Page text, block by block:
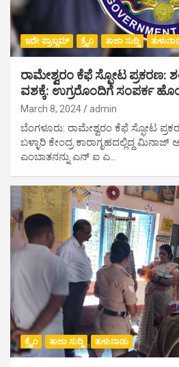
ಇದೇ ಪ್ರಾಬ್ಲಮ್ ಕ್ರೈಂ ತಾಜಾ ಸುದ್ದಿ
ರಾಮೇಶ್ವರಂ ಕೆಫೆ ಸ್ಫೋಟ ಪ್ರಕರಣ:
ವಶಕ್ಕೆ: ಉಗ್ರರೊಂದಿಗೆ ಸಂಪರ್ಕ
March 8, 2024 admin
ಬೆಂಗಳೂರು: ರಾಮೇಶ್ವರಂ ಕೆಫೆ ಸ್ಫೋಟ
ಬಳ್ಳಾರಿ ಕೇಂದ್ರ ಕಾರಾಗೃಹದಲ್ಲಿದ್ದ
ಎಂಬಾತನನ್ನು ಎನ್ ಐ ಎ…
ಕ್ರೈಂ ತಾಜಾ ಸುದ್ದಿ ತುಳುನಾಡು